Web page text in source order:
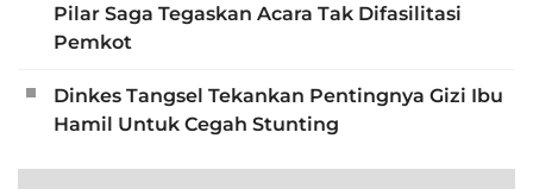
Pilar Saga Tegaskan Acara Tak Difasilitasi
Pemkot
Dinkes Tangsel Tekankan Pentingnya Gizi Ibu
Hamil Untuk Cegah Stunting